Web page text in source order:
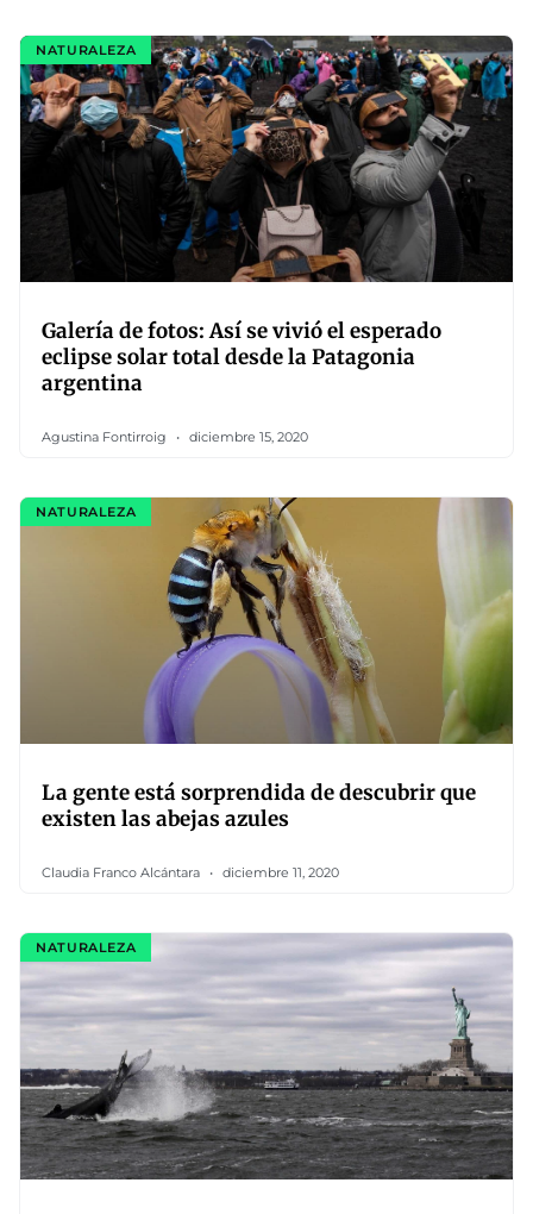
NATURALEZA
Galería de fotos: Así se vivió el esperado
eclipse solar total desde la Patagonia
argentina
Agustina Fontirroig diciembre 15, 2020
NATURALEZA
La gente está sorprendida de descubrir que
existen las abejas azules
Claudia Franco Alcántara diciembre 11, 2020
NATURALEZA